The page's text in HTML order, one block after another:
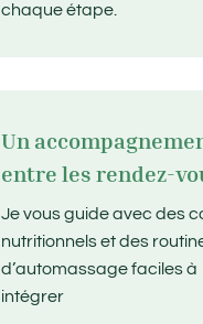
chaque étape.
Un
entre les rendez-
Je vous guide avec des
nutritionnels et des
d’automassage faciles à
intégrer